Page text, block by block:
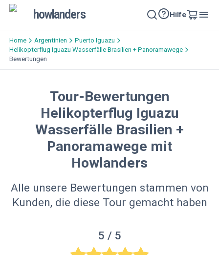
howlanders Hilfe
Home Argentinien
Puerto Iguazu
Helikopterflug Iguazu Wasserfälle​ Brasilien + Panoramawege
Bewertungen
Tour-Bewertungen
Helikopterflug Iguazu
Wasserfälle​ Brasilien +
Panoramawege mit
Howlanders
Alle unsere Bewertungen stammen von
Kunden, die diese Tour gemacht haben
5 / 5